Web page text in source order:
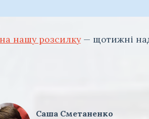
нашу розсилку— щотижні
Саша Сметаненко